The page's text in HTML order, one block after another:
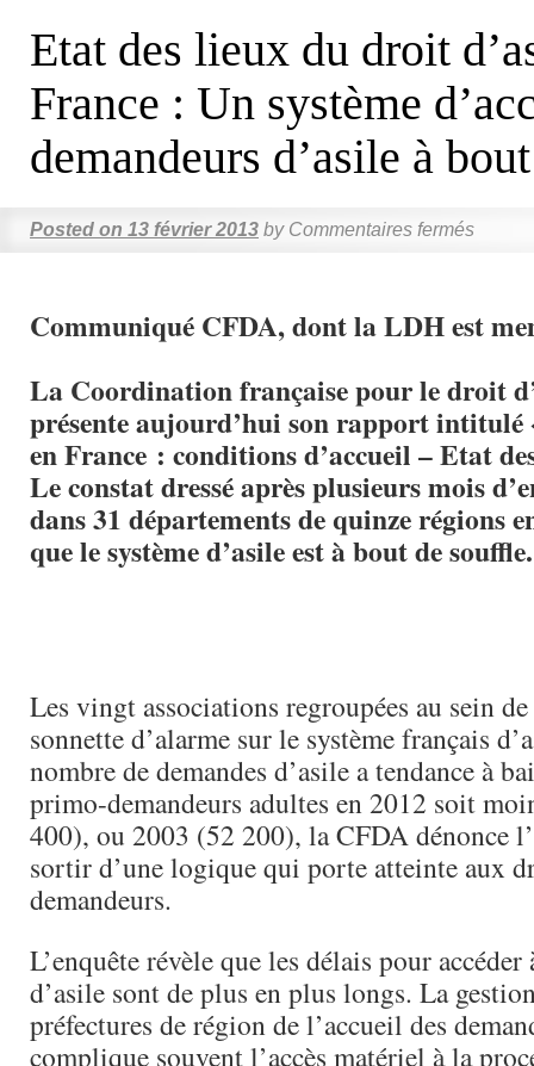
Etat des lieux du droit
France : Un système
demandeurs d’asile à
Posted on 13 février 2013 by Commentaires fermés
Communiqué CFDA, dont la LDH est
La Coordination française pour le droit
présente aujourd’hui son rapport intitulé
en France : conditions d’accueil – Etat
Le constat dressé après plusieurs mois
dans 31 départements de quinze régions
que le système d’asile est à bout de souffle.
Les vingt associations regroupées au sein
sonnette d’alarme sur le système français
nombre de demandes d’asile a tendance à
primo-demandeurs adultes en 2012 soit
400), ou 2003 (52 200), la CFDA dénonce
sortir d’une logique qui porte atteinte aux
demandeurs.
L’enquête révèle que les délais pour
d’asile sont de plus en plus longs. La
préfectures de région de l’accueil des
complique souvent l’accès matériel à la